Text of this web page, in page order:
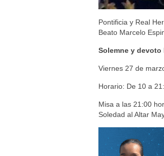
Pontificia y Real
Beato Marcelo
Solemne y devoto
Viernes 27 de
Horario: De 10 a
Misa a las 21:00
Soledad al Altar